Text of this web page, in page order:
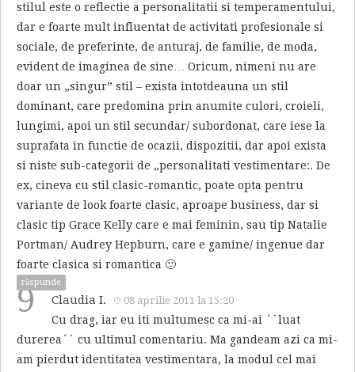
stilul este o reflectie a personalitatii si temperamentului,
dar e foarte mult influentat de activitati profesionale si
sociale, de preferinte, de anturaj, de familie, de moda,
evident de imaginea de sine… Oricum, nimeni nu are
doar un „singur” stil – exista intotdeauna un stil
dominant, care predomina prin anumite culori, croieli,
lungimi, apoi un stil secundar/ subordonat, care iese la
suprafata in functie de ocazii, dispozitii, dar apoi exista
si niste sub-categorii de „personalitati vestimentare:. De
ex, cineva cu stil clasic-romantic, poate opta pentru
variante de look foarte clasic, aproape business, dar si
clasic tip Grace Kelly care e mai feminin, sau tip Natalie
Portman/ Audrey Hepburn, care e gamine/ ingenue dar
foarte clasica si romantica 🙂
răspunde
9 Claudia I. 08 aprilie 2011 la 15:20
Cu drag, iar eu iti multumesc ca mi-ai ´´luat
durerea´´ cu ultimul comentariu. Ma gandeam azi ca mi-
am pierdut identitatea vestimentara, la modul cel mai